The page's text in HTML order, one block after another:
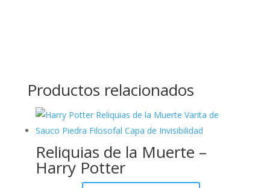
Productos relacionados
Reliquias de la Muerte –
Harry Potter